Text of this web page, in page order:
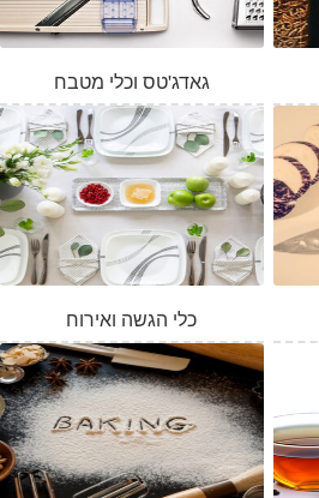
גאדג'טס וכלי מטבח
כלי הגשה ואירוח